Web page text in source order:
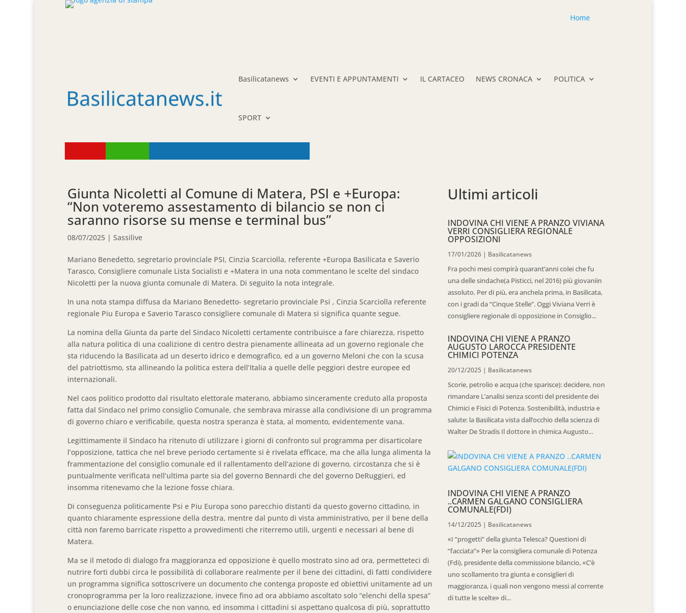
Home
Basilicatanews EVENTI E APPUNTAMENTI IL CARTACEO NEWS CRONACA POLITICA
SPORT
Giunta Nicoletti al Comune di Matera, PSI e +Europa:
“Non voteremo assestamento di bilancio se non ci
saranno risorse su mense e terminal bus”
08/07/2025 |Sassilive
Mariano Benedetto, segretario provinciale PSI, Cinzia Scarciolla, referente +Europa Basilicata e Saverio
Tarasco, Consigliere comunale Lista Socialisti e +Matera in una nota commentano le scelte del sindaco
Nicoletti per la nuova giunta comunale di Matera. Di seguito la nota integrale.
In una nota stampa diffusa da Mariano Benedetto- segretario provinciale Psi , Cinzia Scarciolla referente
regionale Piu Europa e Saverio Tarasco consigliere comunale di Matera si significa quante segue.
La nomina della Giunta da parte del Sindaco Nicoletti certamente contribuisce a fare chiarezza, rispetto
alla natura politica di una coalizione di centro destra pienamente allineata ad un governo regionale che
sta riducendo la Basilicata ad un deserto idrico e demografico, ed a un governo Meloni che con la scusa
del patriottismo, sta allineando la politica estera dell’Italia a quelle delle peggiori destre europee ed
internazionali.
Nel caos politico prodotto dal risultato elettorale materano, abbiamo sinceramente creduto alla proposta
fatta dal Sindaco nel primo consiglio Comunale, che sembrava mirasse alla condivisione di un programma
di governo chiaro e verificabile, questa nostra speranza è stata, al momento, evidentemente vana.
Legittimamente il Sindaco ha ritenuto di utilizzare i giorni di confronto sul programma per disarticolare
l’opposizione, tattica che nel breve periodo certamente si è rivelata efficace, ma che alla lunga alimenta la
frammentazione del consiglio comunale ed il rallentamento dell’azione di governo, circostanza che si è
puntualmente verificata nell’ultima parte sia del governo Bennardi che del governo DeRuggieri, ed
insomma ritenevamo che la lezione fosse chiara.
Di conseguenza politicamente Psi e Piu Europa sono parecchio distanti da questo governo cittadino, in
quanto chiaramente espressione della destra, mentre dal punto di vista amministrativo, per il bene della
città non faremo barricate rispetto a provvedimenti che riterremo utili, urgenti e necessari al bene di
Matera.
Ma se il metodo di dialogo fra maggioranza ed opposizione è quello mostrato sino ad ora, permetteteci di
nutrire forti dubbi circa le possibilità di collaborare realmente per il bene dei cittadini, di fatti condividere
un programma significa sottoscrivere un documento che contenga proposte ed obiettivi unitamente ad un
cronoprogramma per la loro realizzazione, invece fino ad ora abbiamo ascoltato solo “elenchi della spesa”
o enunciazione delle cose che non vanno, ed insomma i cittadini si aspettano qualcosa di più, soprattutto
Ultimi articoli
INDOVINA CHI VIENE A PRANZO VIVIANA
VERRI CONSIGLIERA REGIONALE
OPPOSIZIONI
17/01/2026| Basilicatanews
Fra pochi mesi compirà quarant’anni colei che fu
una delle sindache(a Pisticci, nel 2016) più giovaniin
assoluto. Per di più, era anchela prima, in Basilicata,
con i gradi da “Cinque Stelle”. Oggi Viviana Verri è
consigliere regionale di opposizione in Consiglio...
INDOVINA CHI VIENE A PRANZO
AUGUSTO LAROCCA PRESIDENTE
CHIMICI POTENZA
20/12/2025 | Basilicatanews
Scorie, petrolio e acqua (che sparisce): decidere, non
rimandare L’analisi senza sconti del presidente dei
Chimici e Fisici di Potenza. Sostenibilità, industria e
salute: la Basilicata vista dall’occhio della scienza di
Walter De Stradis Il dottore in chimica Augusto...
INDOVINA CHI VIENE A PRANZO
..CARMEN GALGANO CONSIGLIERA
COMUNALE(FDI)
14/12/2025 | Basilicatanews
«I “progetti” della giunta Telesca? Questioni di
“facciata”» Per la consigliera comunale di Potenza
(Fdi), presidente della commissione bilancio, «C’è
uno scollamento tra giunta e consiglieri di
maggioranza, i quali non vengono messi al corrente
di tutte le scelte» di...